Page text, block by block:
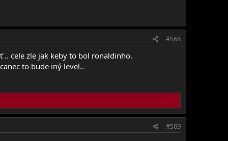
#568
cele zle jak keby to bol ronaldinho.
to bude iný level..
#569